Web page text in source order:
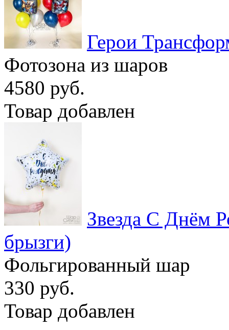
Герои
Фотозона из шаров
4580 руб.
Товар добавлен
Звезда С Днём
брызги)
Фольгированный шар
330 руб.
Товар добавлен